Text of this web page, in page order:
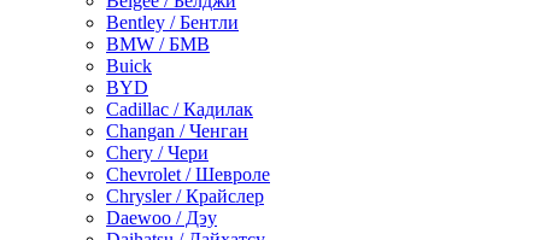
Bentley / Бентли
BMW / БМВ
Buick
BYD
Cadillac / Кадилак
Changan / Ченган
Chery / Чери
Chevrolet / Шевроле
Chrysler / Крайслер
Daewoo / Дэу